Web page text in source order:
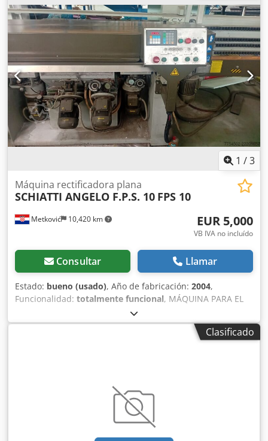
control electrónico completo del proceso, representa la
evolución natural de la serie mecánica T y ha sido
desarrollada principalmente para la producción de
bombillas para iluminación en vidrio de cal sodada.
Además, la máquina puede utilizarse para la producción
de pequeños artículos tanto en vidrio de cal sodada como
en vidrio borosilicato. La T36E está equipada con 36
cabezales de soplado y puede funcionar con 36 o 18
cabezales de trabajo.
1 /3
Metković 10,420 km
Máquina rectificadora plana
SCHIATTI ANGELO F.P.S. 10 FPS 10
EUR 5,000
VB IVA no incluído
Consultar Llamar
Estado: bueno (usado), Año de fabricación: 2004,
Funcionalidad: totalmente funcional, MÁQUINA PARA EL
PULIDO PLANO DE CRISTALES. Codpszgvl Hsfx Ah Uerf
Clasificado